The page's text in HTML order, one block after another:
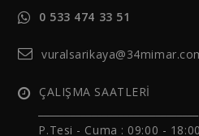
0 533 474 33 51
ÇALIŞMA SAATLERİ
P.Tesi - Cuma : 09:00 - 18:00